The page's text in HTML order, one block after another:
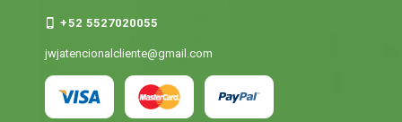
+52 5527020055
jwjatencionalcliente@gmail.com